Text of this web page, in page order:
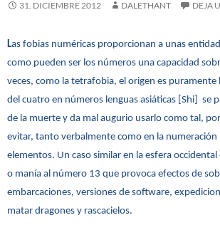
31. DICIEMBRE 2012 DALETHANT DEJA
Las fobias numéricas proporcionan a unas
como pueden ser los números una capacidad
veces, como la tetrafobia, el origen es
del cuatro en números lenguas asiáticas [Shi] se
de la muerte y da mal augurio usarlo como tal,
evitar, tanto verbalmente como en la numeración
elementos. Un caso similar en la esfera occidental
o manía al número 13 que provoca efectos de
embarcaciones, versiones de software,
matar dragones y rascacielos.